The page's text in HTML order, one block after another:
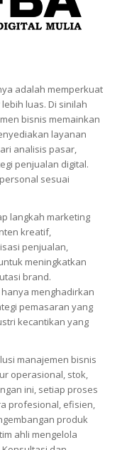
adalah memperkuat
luas. Di sinilah
bisnis memainkan
layanan
analisis pasar,
penjualan digital.
sesuai
langkah marketing
kreatif,
penjualan,
meningkatkan
brand.
menghadirkan
pemasaran yang
kecantikan yang
manajemen bisnis
operasional, stok,
ini, setiap proses
profesional, efisien,
produk
ahli mengelola